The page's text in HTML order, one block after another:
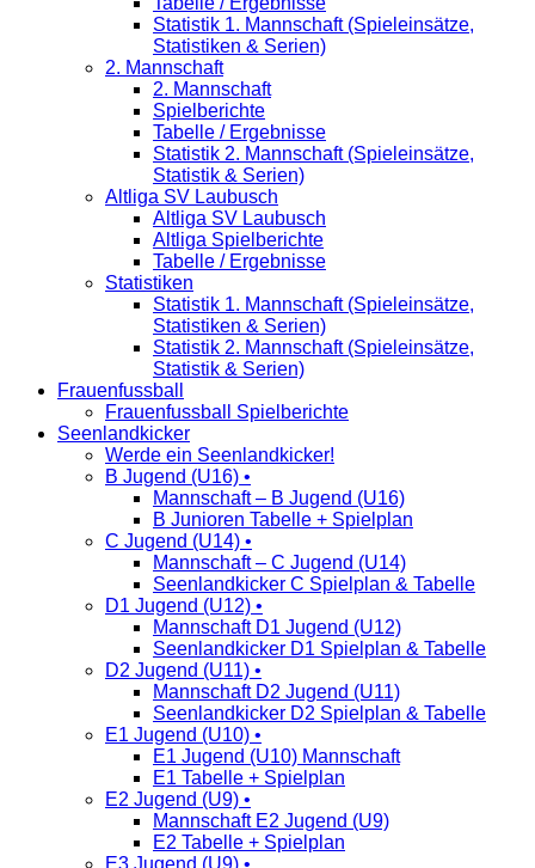
Statistik 1. Mannschaft (Spieleinsätze,
Statistiken & Serien)
2. Mannschaft
2. Mannschaft
Spielberichte
Tabelle / Ergebnisse
Statistik 2. Mannschaft (Spieleinsätze,
Statistik & Serien)
Altliga SV Laubusch
Altliga SV Laubusch
Altliga Spielberichte
Tabelle / Ergebnisse
Statistiken
Statistik 1. Mannschaft (Spieleinsätze,
Statistiken & Serien)
Statistik 2. Mannschaft (Spieleinsätze,
Statistik & Serien)
Frauenfussball
Frauenfussball Spielberichte
Seenlandkicker
Werde ein Seenlandkicker!
B Jugend (U16) •
Mannschaft – B Jugend (U16)
B Junioren Tabelle + Spielplan
C Jugend (U14) •
Mannschaft – C Jugend (U14)
Seenlandkicker C Spielplan & Tabelle
D1 Jugend (U12) •
Mannschaft D1 Jugend (U12)
Seenlandkicker D1 Spielplan & Tabelle
D2 Jugend (U11) •
Mannschaft D2 Jugend (U11)
Seenlandkicker D2 Spielplan & Tabelle
E1 Jugend (U10) •
E1 Jugend (U10) Mannschaft
E1 Tabelle + Spielplan
E2 Jugend (U9) •
Mannschaft E2 Jugend (U9)
E2 Tabelle + Spielplan
E3 Jugend (U9) •